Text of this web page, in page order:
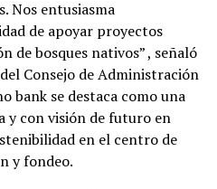
Nos entusiasma
de apoyar proyectos
de bosques nativos” , señaló
Consejo de Administración
bank se destaca como una
y con visión de futuro en
en el centro de
y fondeo.